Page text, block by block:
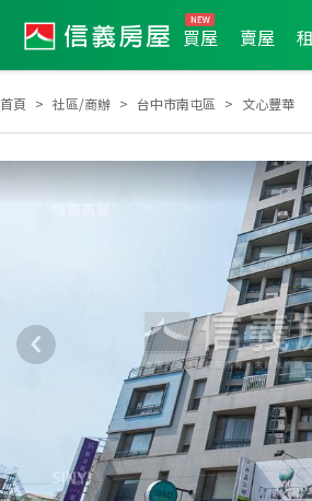
買屋 賣屋
首頁 社區/商辦 台中市南屯區 文心豐華
2024年度服務品質獎 2024年第3季度服務品質獎